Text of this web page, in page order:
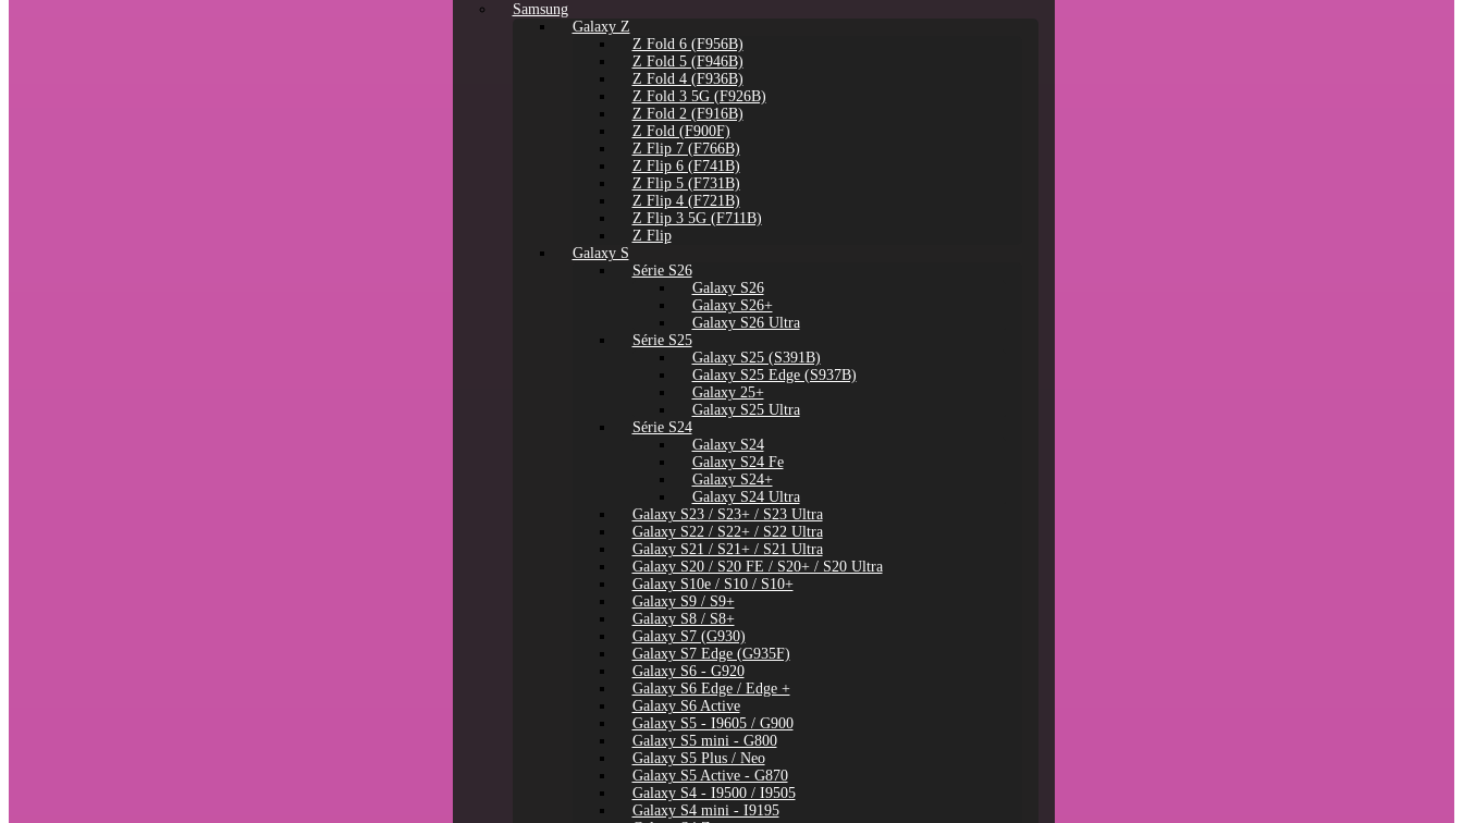
Samsung
Galaxy Z
Z Fold 6 (F956B)
Z Fold 5 (F946B)
Z Fold 4 (F936B)
Z Fold 3 5G (F926B)
Z Fold 2 (F916B)
Z Fold (F900F)
Z Flip 7 (F766B)
Z Flip 6 (F741B)
Z Flip 5 (F731B)
Z Flip 4 (F721B)
Z Flip 3 5G (F711B)
Z Flip
Galaxy S
Série S26
Galaxy S26
Galaxy S26+
Galaxy S26 Ultra
Série S25
Galaxy S25 (S391B)
Galaxy S25 Edge (S937B)
Galaxy 25+
Galaxy S25 Ultra
Série S24
Galaxy S24
Galaxy S24 Fe
Galaxy S24+
Galaxy S24 Ultra
Galaxy S23 / S23+ / S23 Ultra
Galaxy S22 / S22+ / S22 Ultra
Galaxy S21 / S21+ / S21 Ultra
Galaxy S20 / S20 FE / S20+ / S20 Ultra
Galaxy S10e / S10 / S10+
Galaxy S9 / S9+
Galaxy S8 / S8+
Galaxy S7 (G930)
Galaxy S7 Edge (G935F)
Galaxy S6 - G920
Galaxy S6 Edge / Edge +
Galaxy S6 Active
Galaxy S5 - I9605 / G900
Galaxy S5 mini - G800
Galaxy S5 Plus / Neo
Galaxy S5 Active - G870
Galaxy S4 - I9500 / I9505
Galaxy S4 mini - I9195